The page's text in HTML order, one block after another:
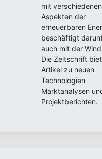
mit verschiedenen
Aspekten der
erneuerbaren
beschäftigt
auch mit der
Die Zeitschrift
Artikel zu neuen
Technologien
Marktanalysen
Projektberichten.